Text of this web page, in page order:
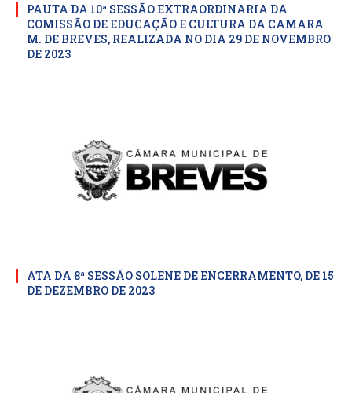
PAUTA DA 10ª SESSÃO EXTRAORDINARIA DA
COMISSÃO DE EDUCAÇÃO E CULTURA DA CAMARA
M. DE BREVES, REALIZADA NO DIA 29 DE NOVEMBRO
DE 2023
ATA DA 8ª SESSÃO SOLENE DE ENCERRAMENTO, DE 15
DE DEZEMBRO DE 2023